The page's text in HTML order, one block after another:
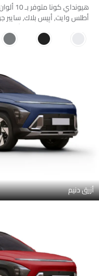
أطلس وايت, أبِيس بلاك, سايبر
نيوتيريك ييلو, سولترونيك أورانج.
أزرق دنيم